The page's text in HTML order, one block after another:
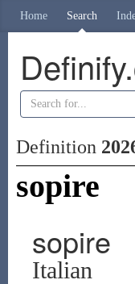
Home Search
Definition
sopire
sopire
Italian